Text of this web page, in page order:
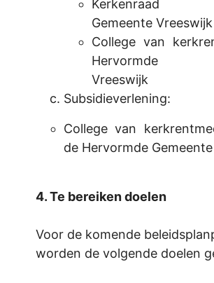
Kerkenraad
Gemeente Vreeswijk
College van
Hervormde
Vreeswijk
Subsidieverlening:
College van
de Hervormde
4. Te bereiken doelen
Voor de komende
worden de volgende doelen